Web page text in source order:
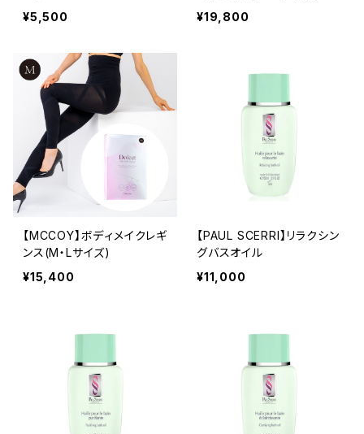
¥5,500
¥19,800
【MCCOY】ボディメイクレギ
ンス(M・Lサイズ)
¥15,400
【PAUL SCERRI】リラクシン
グバスオイル
¥11,000